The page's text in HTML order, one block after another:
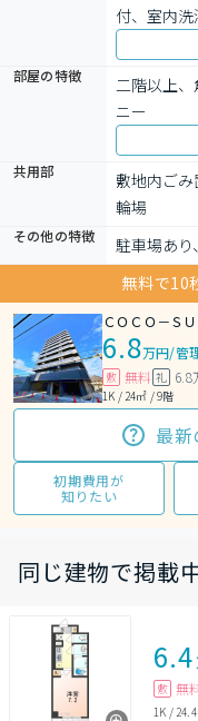
付、室内
部屋の特徴
二階以上
ニー
共用部
敷地内ご
輪場
その他の特徴
駐車場あ
無料で10
ＣＯＣＯ－Ｓ
6.8万円/管
敷 無料 礼 6.8
1K / 24㎡ / 9階
最
初期費用が
知りたい
同じ建物で掲載
6.4
敷 無
1K /